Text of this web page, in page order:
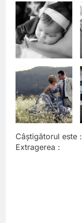
Câştigătorul este :
Extragerea :